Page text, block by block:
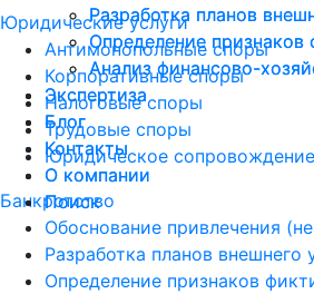
Юридические услуги
Антимонопольные споры
Корпоративные споры
Налоговые споры
Трудовые споры
Юридическое сопровождение
Банкротство
Обоснование привлечения
Разработка планов
Определение признаков
Разработка планов
Определение признаков
Анализ финансово-
Экспертиза
Блог
Контакты
О компании
Поиск
Разработка планов
Определение признаков
Анализ финансово-
Экспертиза
Блог
Контакты
О компании
Поиск